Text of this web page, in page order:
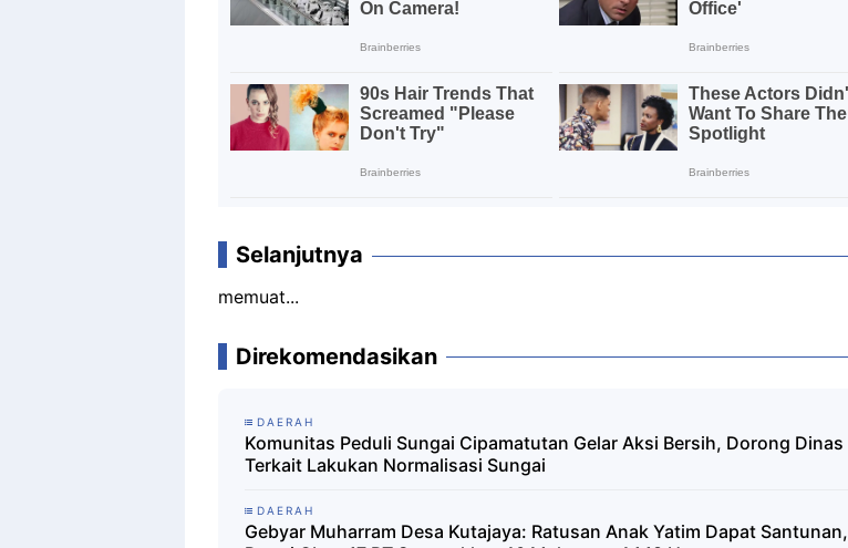
Selanjutnya
memuat...
Direkomendasikan
DAERAH
Komunitas Peduli Sungai Cipamatutan Gelar Aksi Bersih, Dorong Dinas
Terkait Lakukan Normalisasi Sungai
DAERAH
Gebyar Muharram Desa Kutajaya: Ratusan Anak Yatim Dapat Santunan,